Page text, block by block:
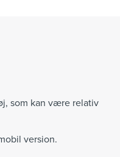
som kan være relativ
version.